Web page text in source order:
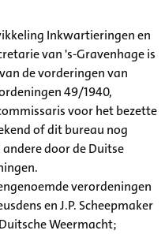
Inkwartieringen en
van 's-Gravenhage is
de vorderingen van
49/1940,
voor het bezette
of dit bureau nog
door de Duitse
verordeningen
en J.P. Scheepmaker
Weermacht;